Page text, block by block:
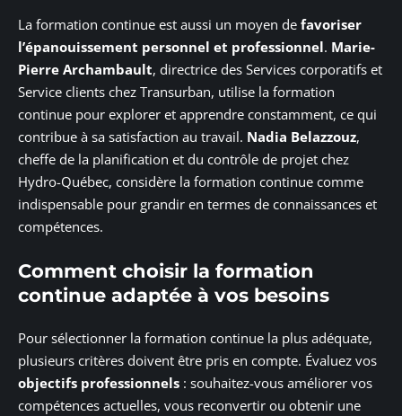
La formation continue est aussi un moyen de favoriser
l’épanouissement personnel et professionnel. Marie-
Pierre Archambault, directrice des Services corporatifs et
Service clients chez Transurban, utilise la formation
continue pour explorer et apprendre constamment, ce qui
contribue à sa satisfaction au travail. Nadia Belazzouz,
cheffe de la planification et du contrôle de projet chez
Hydro-Québec, considère la formation continue comme
indispensable pour grandir en termes de connaissances et
compétences.
Comment choisir la formation
continue adaptée à vos besoins
Pour sélectionner la formation continue la plus adéquate,
plusieurs critères doivent être pris en compte. Évaluez vos
objectifs professionnels : souhaitez-vous améliorer vos
compétences actuelles, vous reconvertir ou obtenir une